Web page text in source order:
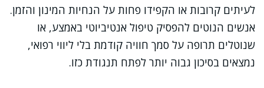
לעיתים קרובות או הקפידו פחות על הנחיות המינון והזמן.
אנשים הנוטים להפסיק טיפול אנטיביוטי באמצע, או
שנוטלים תרופה על סמך חוויה קודמת בלי ליווי רפואי,
נמצאים בסיכון גבוה יותר לפתח תנגודת כזו.